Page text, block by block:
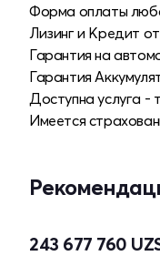
Форма оплаты
Лизинг и Кредит
Гарантия на
Гарантия
Доступна услуга -
Имеется
243 677 760